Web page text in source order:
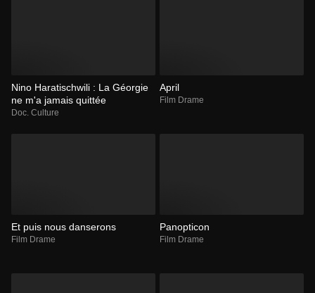
Nino Haratischwili : La Géorgie
ne m'a jamais quittée
Doc. Culture
April
Film Drame
Et puis nous danserons
Film Drame
Panopticon
Film Drame